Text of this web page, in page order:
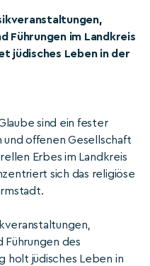
Führungen im Landkreis
jüdisches Leben in der
sind ein fester
offenen Gesellschaft
Erbes im Landkreis
sich das religiöse
Führungen des
holt jüdisches Leben in